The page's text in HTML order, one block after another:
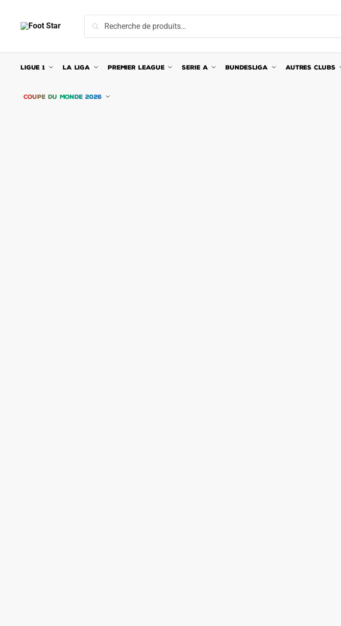
navigation
content
pour :
Recherche
LIGUE 1 LA LIGA PREMIER LEAGUE SERIE A BUNDESLIGA AUTRES CLUBS
COUPE DU MONDE 2026